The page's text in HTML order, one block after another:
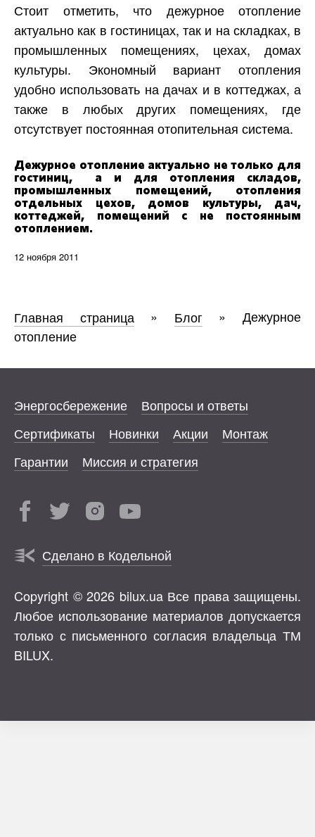
Стоит отметить, что дежурное отопление
актуально как в гостиницах, так и на складках, в
промышленных помещениях, цехах, домах
культуры. Экономный вариант отопления
удобно использовать на дачах и в коттеджах, а
также в любых других помещениях, где
отсутствует постоянная отопительная система.
Дежурное отопление актуально не только для
гостиниц, а и для отопления складов,
промышленных помещений, отопления
отдельных цехов, домов культуры, дач,
коттеджей, помещений с не постоянным
отоплением.
12 ноября 2011
Главная страница» Блог »Дежурное
отопление
Энергосбережение
Вопросы и ответы
Сертификаты
Новинки Акции
Монтаж
Гарантии
Миссия и стратегия
Сделано в Кодельной
Copyright © 2026 bilux.ua Все права защищены.
Любое использование материалов допускается
только с письменного согласия владельца ТМ
BILUX.